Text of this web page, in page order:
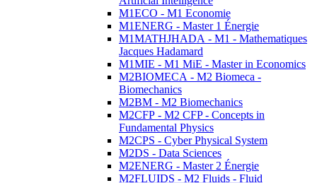
M1ECO - M1 Economie
M1ENERG - Master 1 Énergie
M1MATHJHADA - M1 - Mathematiques
Jacques Hadamard
M1MIE - M1 MiE - Master in Economics
M2BIOMECA - M2 Biomeca -
Biomechanics
M2BM - M2 Biomechanics
M2CFP - M2 CFP - Concepts in
Fundamental Physics
M2CPS - Cyber Physical System
M2DS - Data Sciences
M2ENERG - Master 2 Énergie
M2FLUIDS - M2 Fluids - Fluid